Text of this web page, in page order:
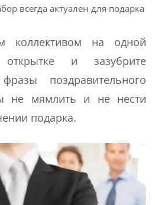
всегда актуален для подарка
коллективом на одной
открытке и зазубрите
поздравительного
не мямлить и не нести
подарка.